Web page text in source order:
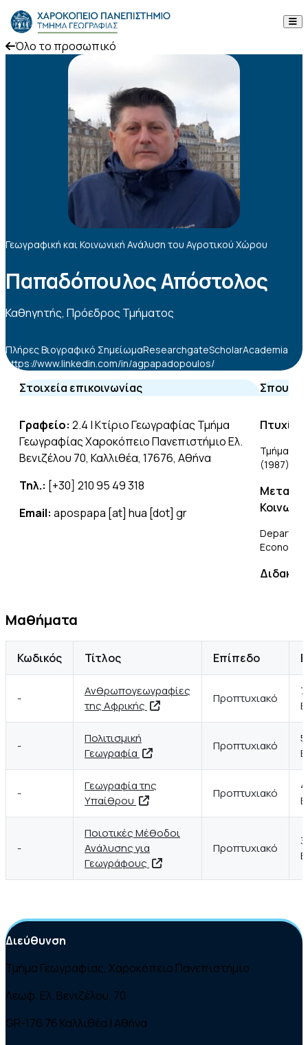
Skip to content
Το Τμήμα
Ανακοινώσεις
Επικοινωνία
Όλο το προσωπικό
Γεωγραφική και Κοινωνική Ανάλυση του Αγροτικού Χώρου
Παπαδόπουλος Απόστολος
Καθηγητής, Πρόεδρος Τμήματος
Πλήρες Βιογραφικό ΣημείωμαResearchgateScholarAcademia
https://www.linkedin.com/in/agpapadopoulos/
Στοιχεία επικοινωνίας
Γραφείο: 2.4 | Κτίριο Γεωγραφίας Τμήμα
Γεωγραφίας Χαροκόπειο Πανεπιστήμιο Ελ.
Βενιζέλου 70, Καλλιθέα, 17676, Αθήνα
Τηλ.: [+30] 210 95 49 318
Email: apospapa [at] hua [dot] gr
Σπουδές
Πτυχίο
Τμήμα
(1987)
Μαθήματα
Κωδικός Τίτλος Επίπεδο
-
Ανθρωπογεωγραφίες
της Αφρικής
Προπτυχιακό
-
Πολιτισμική
Γεωγραφία
Προπτυχιακό
-
Γεωγραφία της
Υπαίθρου
Προπτυχιακό
-
Ποιοτικές Μέθοδοι
Ανάλυσης για
Γεωγράφους
Προπτυχιακό
Διεύθυνση
Τμήμα Γεωγραφίας, Χαροκόπειο Πανεπιστήμιο
Λεωφ. Ελ. Βενιζέλου, 70
GR-176 76 Καλλιθέα | Αθήνα